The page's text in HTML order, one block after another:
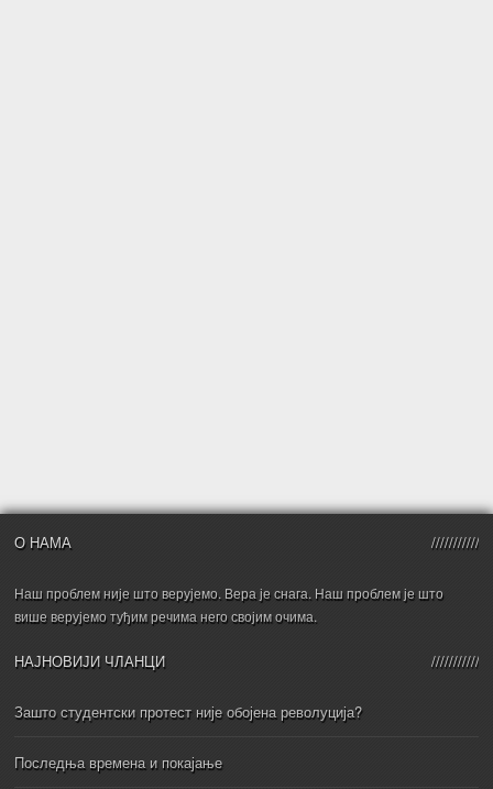
О НАМА
Наш проблем није што верујемо. Вера је снага. Наш проблем је што
више верујемо туђим речима него својим очима.
НАЈНОВИЈИ ЧЛАНЦИ
Зашто студентски протест није обојена револуција?
Последња времена и покајање